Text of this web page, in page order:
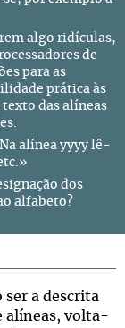
algo ridículas,
de
para as
prática às
das alíneas
alínea yyyy lê-
dos
alfabeto?
ser a descrita
alíneas, volta-